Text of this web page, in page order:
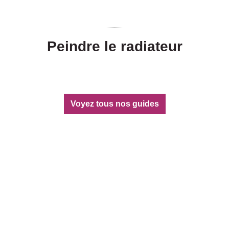
Peindre le radiateur
Voyez tous nos guides